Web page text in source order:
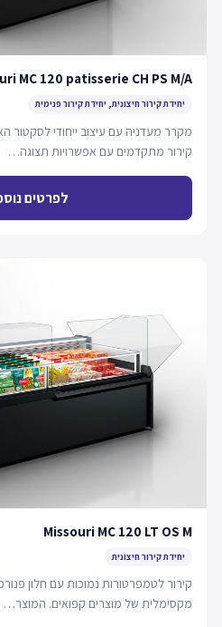
MC 120 patisserie CH PS M/A
יחידת קירור חיצונית, יחידת קירור פנימית
מקרר מעדניה עם עיצוב ייחודי לסקטור
קירור מתקדמים עם אפשרויות תצוגה…
לפרטים
Missouri MC 120 LT OS M
יחידת קירור חיצונית
קירור לטמפרטורות נמוכות עם חלון
מקסימלית של מוצרים קפואים. המוצר…